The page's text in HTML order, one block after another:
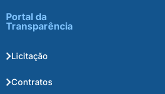
Portal da
Transparência
Licitação
Contratos